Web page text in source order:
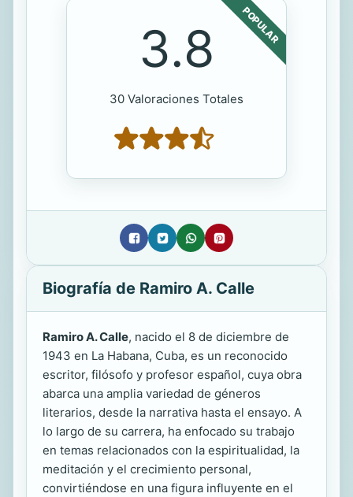
POPULAR
3.8
30 Valoraciones Totales
Biografía de Ramiro A. Calle
Ramiro A. Calle, nacido el 8 de diciembre de
1943 en La Habana, Cuba, es un reconocido
escritor, filósofo y profesor español, cuya obra
abarca una amplia variedad de géneros
literarios, desde la narrativa hasta el ensayo. A
lo largo de su carrera, ha enfocado su trabajo
en temas relacionados con la espiritualidad, la
meditación y el crecimiento personal,
convirtiéndose en una figura influyente en el